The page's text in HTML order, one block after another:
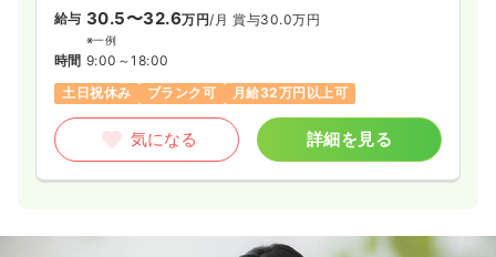
給与 30.5〜32.6万円/月 賞与30.0万円
※一例
時間 9:00～18:00
土日祝休み
ブランク可 月給32万円以上可
気になる 詳細を見る